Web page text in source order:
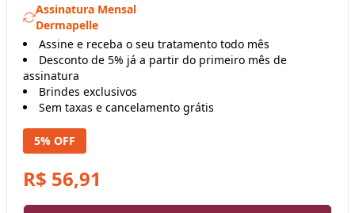
Assinatura Mensal
Dermapelle
Assine e receba o seu tratamento todo mês
Desconto de 5% já a partir do primeiro mês de
assinatura
Brindes exclusivos
Sem taxas e cancelamento grátis
5% OFF
R$ 56,91